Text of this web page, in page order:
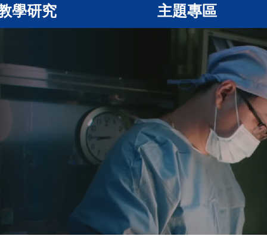
學研究 主題專區